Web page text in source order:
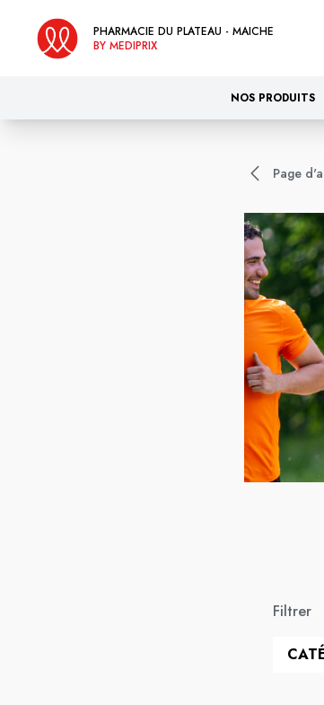
PHARMACIE DU PLATEAU - MAICHE
BY MEDIPRIX
NOS PRODUITS
Page
Filtrer